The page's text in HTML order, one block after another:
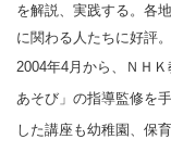
を解説、実践する。各
に関わる人たちに好評。
2004年4月から、ＮＨ
あそび」の指導監修を
した講座も幼稚園、保